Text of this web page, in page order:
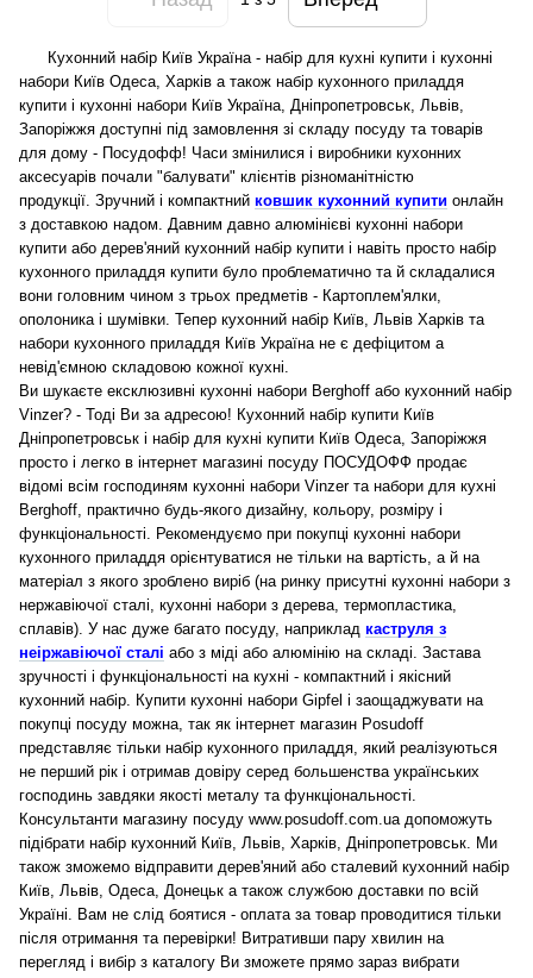
Кухонний набір Київ Україна - набір для кухні купити і кухонні
набори Київ Одеса, Харків а також набір кухонного приладдя
купити і кухонні набори Київ Україна, Дніпропетровськ, Львів,
Запоріжжя доступні під замовлення зі складу посуду та товарів
для дому - Посудофф! Часи змінилися і виробники кухонних
аксесуарів почали "балувати" клієнтів різноманітністю
продукції. Зручний і компактний ковшик кухонний купити онлайн
з доставкою надом. Давним давно алюмінієві кухонні набори
купити або дерев'яний кухонний набір купити і навіть просто набір
кухонного приладдя купити було проблематично та й складалися
вони головним чином з трьох предметів - Картоплем'ялки,
ополоника і шумівки. Тепер кухонний набір Київ, Львів Харків та
набори кухонного приладдя Київ Україна не є дефіцитом а
невід'ємною складовою кожної кухні.
Ви шукаєте ексклюзивні кухонні набори Berghoff або кухонний набір
Vinzer? - Тоді Ви за адресою! Кухонний набір купити Київ
Дніпропетровськ і набір для кухні купити Київ Одеса, Запоріжжя
просто і легко в інтернет магазині посуду ПОСУДОФФ продає
відомі всім господиням кухонні набори Vinzer та набори для кухні
Berghoff, практично будь-якого дизайну, кольору, розміру і
функціональності. Рекомендуємо при покупці кухонні набори
кухонного приладдя орієнтуватися не тільки на вартість, а й на
матеріал з якого зроблено виріб (на ринку присутні кухонні набори з
нержавіючої сталі, кухонні набори з дерева, термопластика,
сплавів). У нас дуже багато посуду, наприклад каструля з
неіржавіючої сталі або з міді або алюмінію на складі. Застава
зручності і функціональності на кухні - компактний і якісний
кухонний набір. Купити кухонні набори Gipfel і заощаджувати на
покупці посуду можна, так як інтернет магазин Posudoff
представляє тільки набір кухонного приладдя, який реалізуються
не перший рік і отримав довіру серед большенства українських
господинь завдяки якості металу та функціональності.
Консультанти магазину посуду www.posudoff.com.ua допоможуть
підібрати набір кухонний Київ, Львів, Харків, Дніпропетровськ. Ми
також зможемо відправити дерев'яний або сталевий кухонний набір
Київ, Львів, Одеса, Донецьк а також службою доставки по всій
Україні. Вам не слід боятися - оплата за товар проводитися тільки
після отримання та перевірки! Витративши пару хвилин на
перегляд і вибір з каталогу Ви зможете прямо зараз вибрати